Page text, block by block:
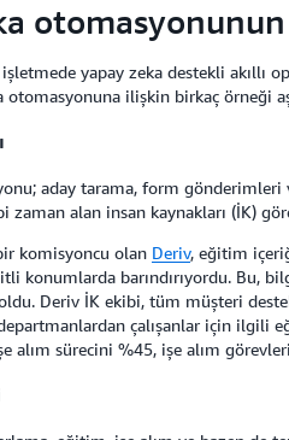
yapay zeka destekli akıllı
otomasyonuna ilişkin birkaç örneği
aday tarama, form
zaman alan insan kaynakları (İK)
komisyoncu olan Deriv, eğitim
konumlarda barındırıyordu. Bu,
Deriv İK ekibi, tüm müşteri
çalışanlar için ilgili
alım sürecini %45, işe alım